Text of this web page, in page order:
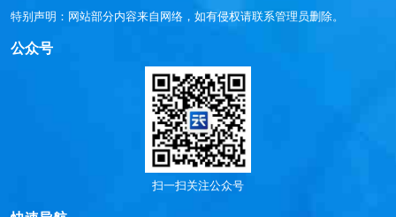
特别声明：网站部分内容来自网络，如有侵权请联系管理员删除。
公众号
扫一扫关注公众号